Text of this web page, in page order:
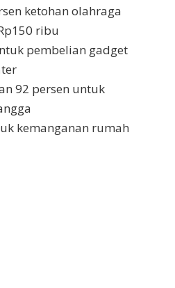
ketohan olahraga
ribu
pembelian gadget
92 persen untuk
kemanganan rumah